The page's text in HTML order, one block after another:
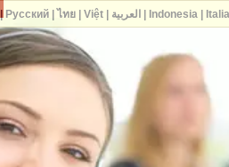
Русский| ไทย| Việt| العربية Indonesia|